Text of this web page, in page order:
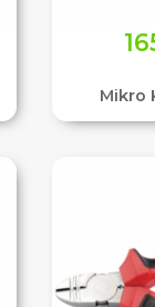
Mikro